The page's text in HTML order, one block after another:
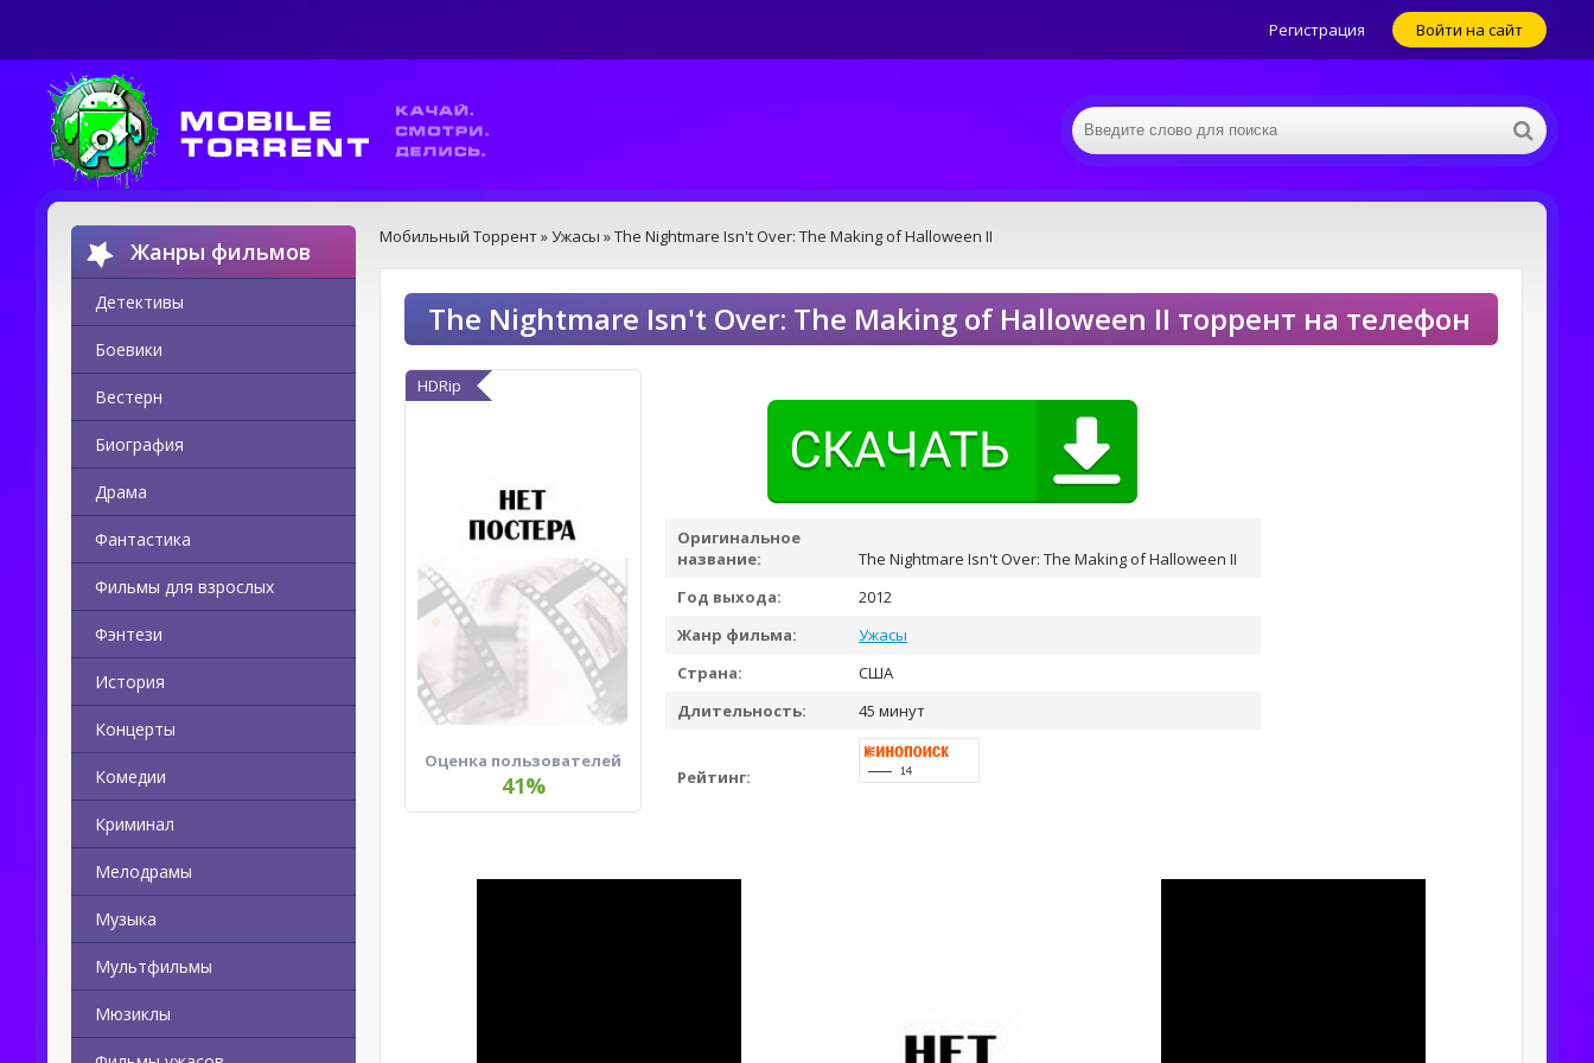
Регистрация Войти на сайт
Жанры фильмов
Детективы
Боевики
Вестерн
Биография
Драма
Фантастика
Фильмы для взрослых
Фэнтези
История
Концерты
Комедии
Криминал
Мелодрамы
Музыка
Мультфильмы
Мюзиклы
Мобильный Торрент»Ужасы » The Nightmare Isn't Over: The Making of Halloween II
The Nightmare Isn't Over: The Making of Halloween II торрент на телефон
HDRip
Оценка пользователей
41%
Оригинальное
название:
The Nightmare Isn't Over: The Making of Halloween II
Год выхода:
2012
Жанр фильма:
Ужасы
Страна:
США
Длительность:
45 минут
Рейтинг: